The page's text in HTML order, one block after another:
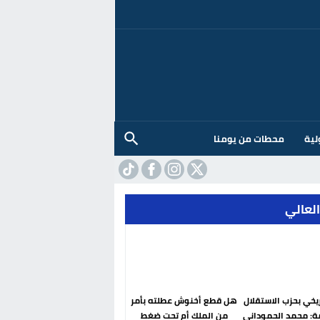
محطات من يومنا
بحزب الاستقلال
محمد الحموداني
هل قطع أخنوش عطلته بأمر
من الملك أم تحت ضغط